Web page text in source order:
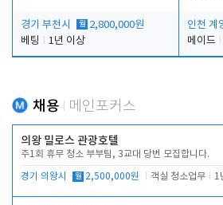
경기 부천시 월 2,800,000원
베팅
1년 이상
인천 계
메이드
채용 메인포커스
의왕 밀로스 관광호텔
주1회 휴무 청소 부부팀, 3교대 당번 모집합니다.
경기 의왕시 월 2,500,000원 객실 청소업무 1